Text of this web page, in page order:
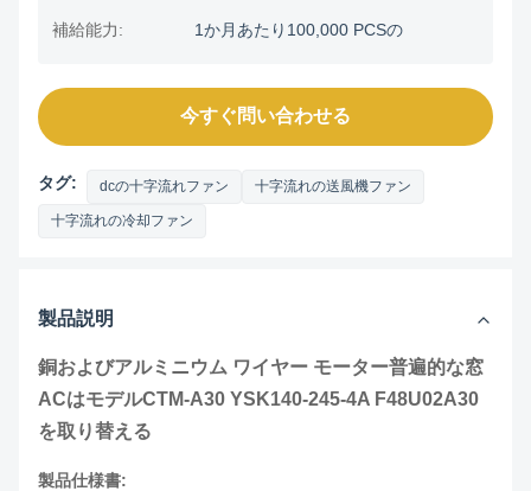
補給能力: 1か月あたり100,000 PCSの
今すぐ問い合わせる
タグ: dcの十字流れファン 十字流れの送風機ファン
十字流れの冷却ファン
製品説明
銅およびアルミニウム ワイヤー モーター普遍的な窓
ACはモデルCTM-A30 YSK140-245-4A F48U02A30
を取り替える
製品仕様書: